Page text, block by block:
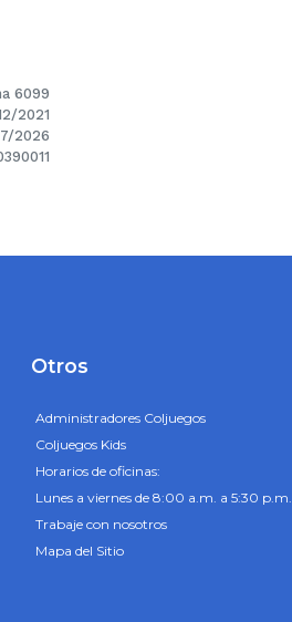
6099
2021
2026
Otros
Administradores Coljuegos
Coljuegos Kids
Horarios de oficinas:
Lunes a viernes de 8:00 a.m. a 5:30 p.m.
Trabaje con nosotros
Mapa del Sitio